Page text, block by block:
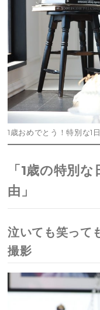
1歳おめでとう！特別な1
「1歳の特別
由」
泣いても笑って
撮影